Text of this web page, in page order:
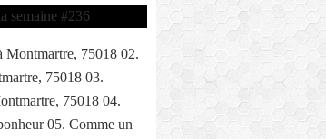
Montmartre, 75018 02.
75018 03.
75018 04.
05. Comme un